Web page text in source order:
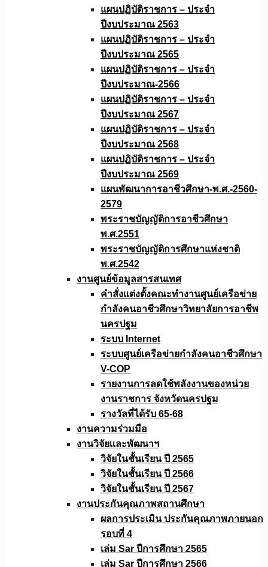
แผนปฏิบัติราชการ – ประจำ
ปีงบประมาณ 2563
แผนปฏิบัติราชการ – ประจำ
ปีงบประมาณ 2565
แผนปฏิบัติราชการ – ประจำ
ปีงบประมาณ-2566
แผนปฏิบัติราชการ – ประจำ
ปีงบประมาณ 2567
แผนปฏิบัติราชการ – ประจำ
ปีงบประมาณ 2568
แผนปฏิบัติราชการ – ประจำ
ปีงบประมาณ 2569
แผนพัฒนาการอาชีวศึกษา-พ.ศ.-2560-
2579
พระราชบัญญัติการอาชีวศึกษา
พ.ศ.2551
พระราชบัญญัติการศึกษาแห่งชาติ
พ.ศ.2542
งานศูนย์ข้อมูลสารสนเทศ
คำสั่งแต่งตั้งคณะทำงานศูนย์เครือข่าย
กำลังคนอาชีวศึกษาวิทยาลัยการอาชีพ
นครปฐม
ระบบ Internet
ระบบศูนย์เครือข่ายกำลังคนอาชีวศึกษา
V-COP
รายงานการลดใช้พลังงานของหน่วย
งานราชการ จังหวัดนครปฐม
รางวัลที่ได้รับ 65-68
งานความร่วมมือ
งานวิจัยเเละพัฒนาฯ
วิจัยในชั้นเรียน ปี 2565
วิจัยในชั้นเรียน ปี 2566
วิจัยในชั้นเรียน ปี 2567
งานประกันคุณภาพสถานศึกษา
ผลการประเมิน ประกันคุณภาพภายนอก
รอบที่ 4
เล่ม Sar ปีการศึกษา 2565
เล่ม Sar ปีการศึกษา 2566